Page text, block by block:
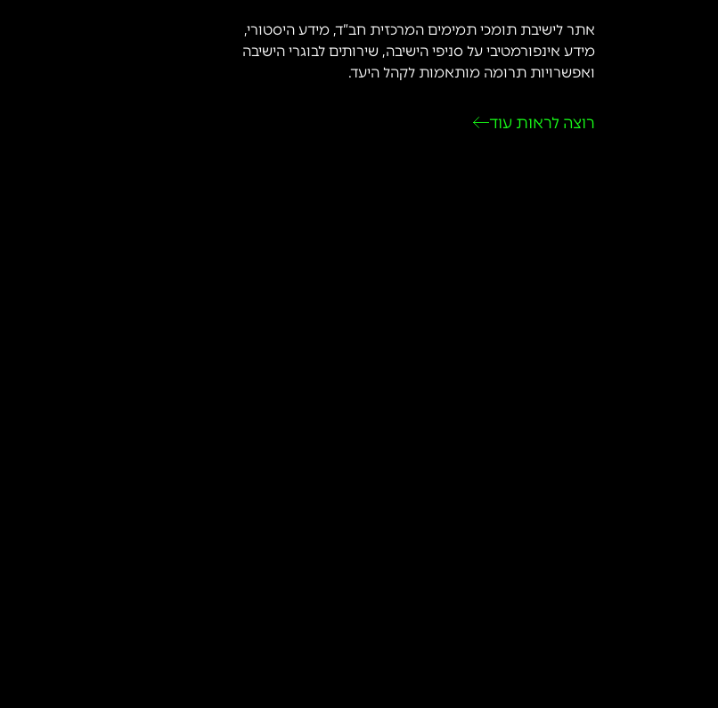
אתר לישיבת תומכי תמימים המרכזית חב”ד, מידע היסטורי,
מידע אינפורמטיבי על סניפי הישיבה, שירותים לבוגרי הישיבה
ואפשרויות תרומה מותאמות לקהל היעד.
רוצה לראות עוד